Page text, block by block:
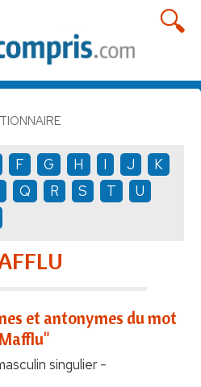
F G H I J
K
Q R S T
U
et antonymes du mot
singulier -